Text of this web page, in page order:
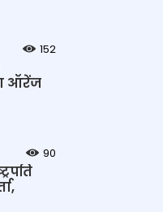
152
ऑरेंज
90